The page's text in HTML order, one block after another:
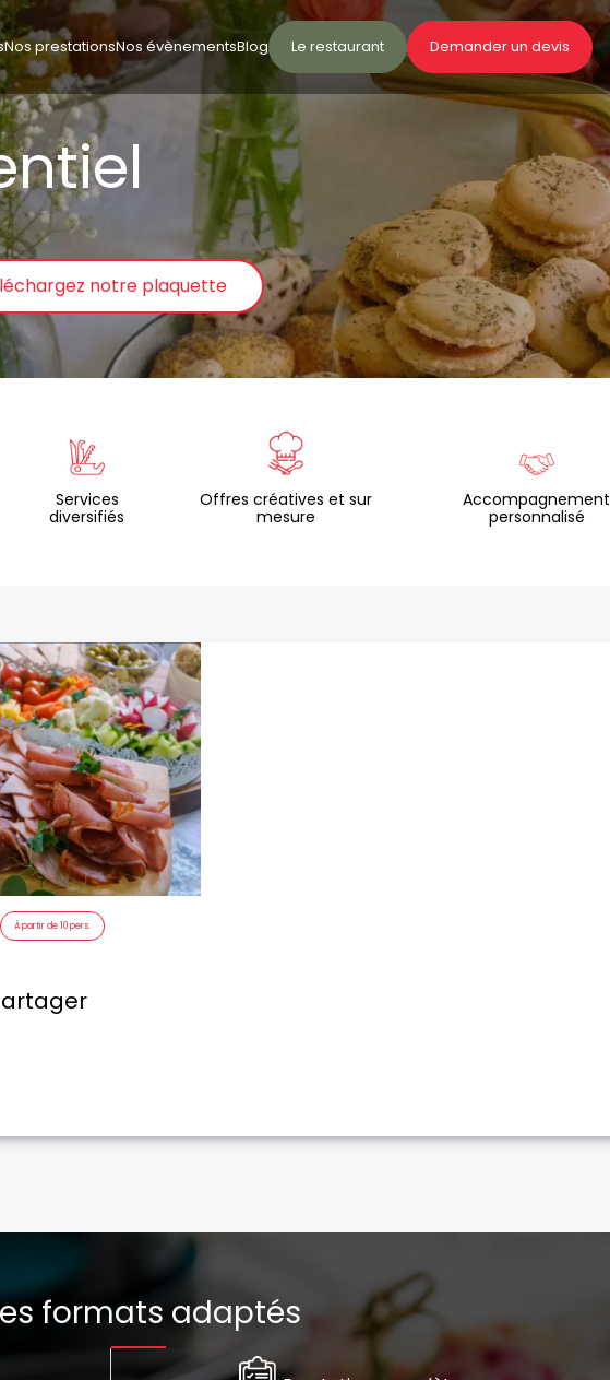
Nos prestationsNos évènementsBlog Le restaurant Demander un devis
notre plaquette
Services
diversifiés
Offres créatives et sur
mesure
Accompagnement
personnalisé
À partir de 10 pers.
formats adaptés